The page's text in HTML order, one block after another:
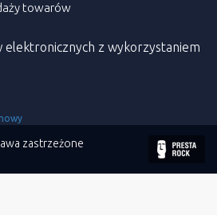
towarów
elektronicznych z wykorzystaniem
zastrzeżone